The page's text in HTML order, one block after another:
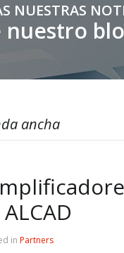
NUESTRAS
nuestro
ancha
in Partners